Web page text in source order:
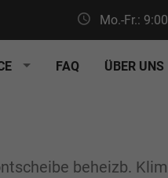
Mo.-Fr.:
FAQ ÜBER UNS
beheizb.